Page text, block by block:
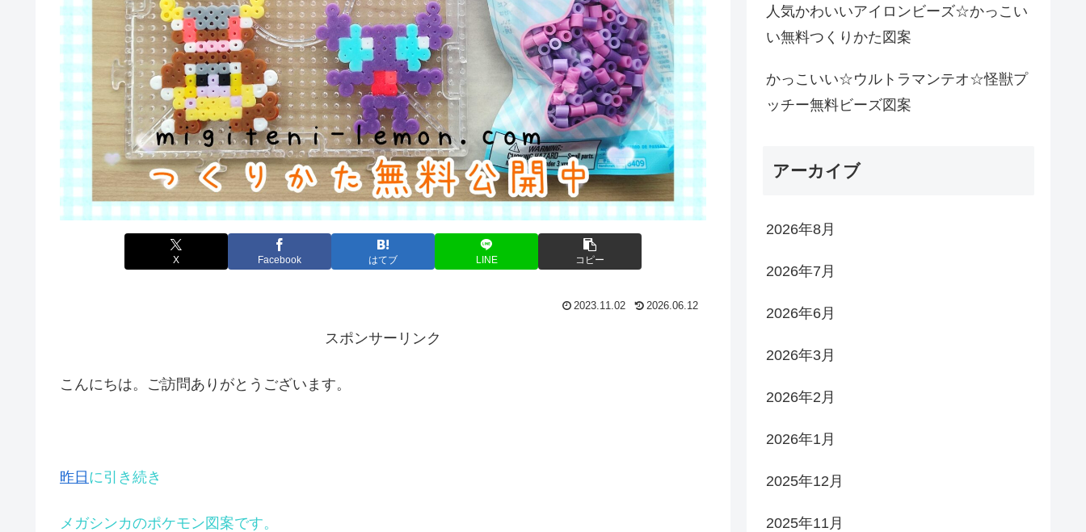
X Facebook はてブ LINE コピー
2023.11.02 2026.06.12
スポンサーリンク
こんにちは。ご訪問ありがとうございます。
昨日 に引き続き
メガシンカのポケモン図案です。
人気かわいいアイロンビーズ☆かっこい
い無料つくりかた図案
かっこいい☆ウルトラマンテオ☆怪獣プ
ッチー無料ビーズ図案
アーカイブ
2026年8月
2026年7月
2026年6月
2026年3月
2026年2月
2026年1月
2025年12月
2025年11月